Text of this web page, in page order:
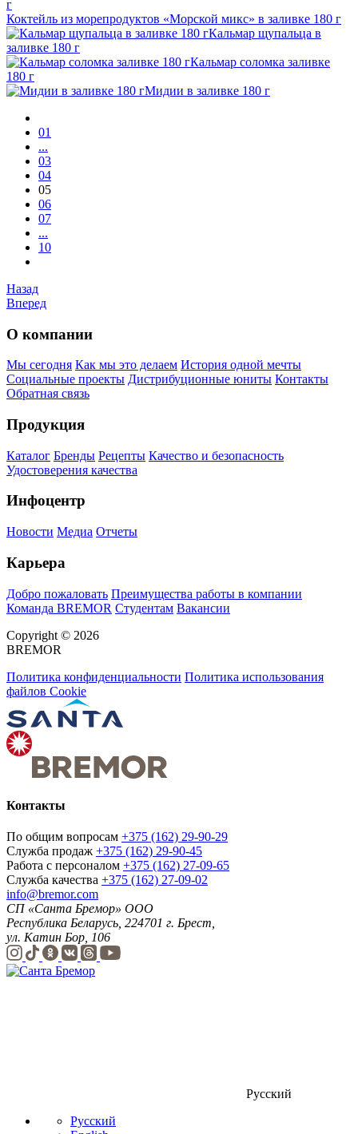
Коктейль из морепродуктов «Морской микс» в заливке 180 г
Кальмар щупальца в
заливке 180 г
Кальмар соломка заливке
180 г
Мидии в заливке 180 г
01
...
03
04
05
06
07
...
10
Назад
Вперед
О компании
Мы сегодня Как мы это делаем История одной мечты
Социальные проекты Дистрибуционные юниты Контакты
Обратная связь
Продукция
Каталог Бренды Рецепты Качество и безопасность
Удостоверения качества
Инфоцентр
Новости Медиа Отчеты
Карьера
Добро пожаловать Преимущества работы в компании
Команда BREMOR Студентам Вакансии
Copyright © 2026
BREMOR
Политика конфиденциальности Политика использования
файлов Cookie
Контакты
По общим вопросам +375 (162) 29-90-29
Служба продаж +375 (162) 29-90-45
Работа с персоналом +375 (162) 27-09-65
Служба качества +375 (162) 27-09-02
info@bremor.com
СП «Санта Бремор» ООО
Республика Беларусь, 224701 г. Брест,
ул. Катин Бор, 106
Русский
Русский